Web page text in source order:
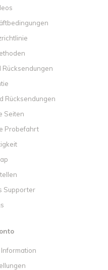
Rücksendungen
Rücksendungen
Seiten
Probefahrt
Supporter